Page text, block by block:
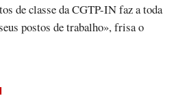
de classe da CGTP-IN faz a toda
postos de trabalho», frisa o